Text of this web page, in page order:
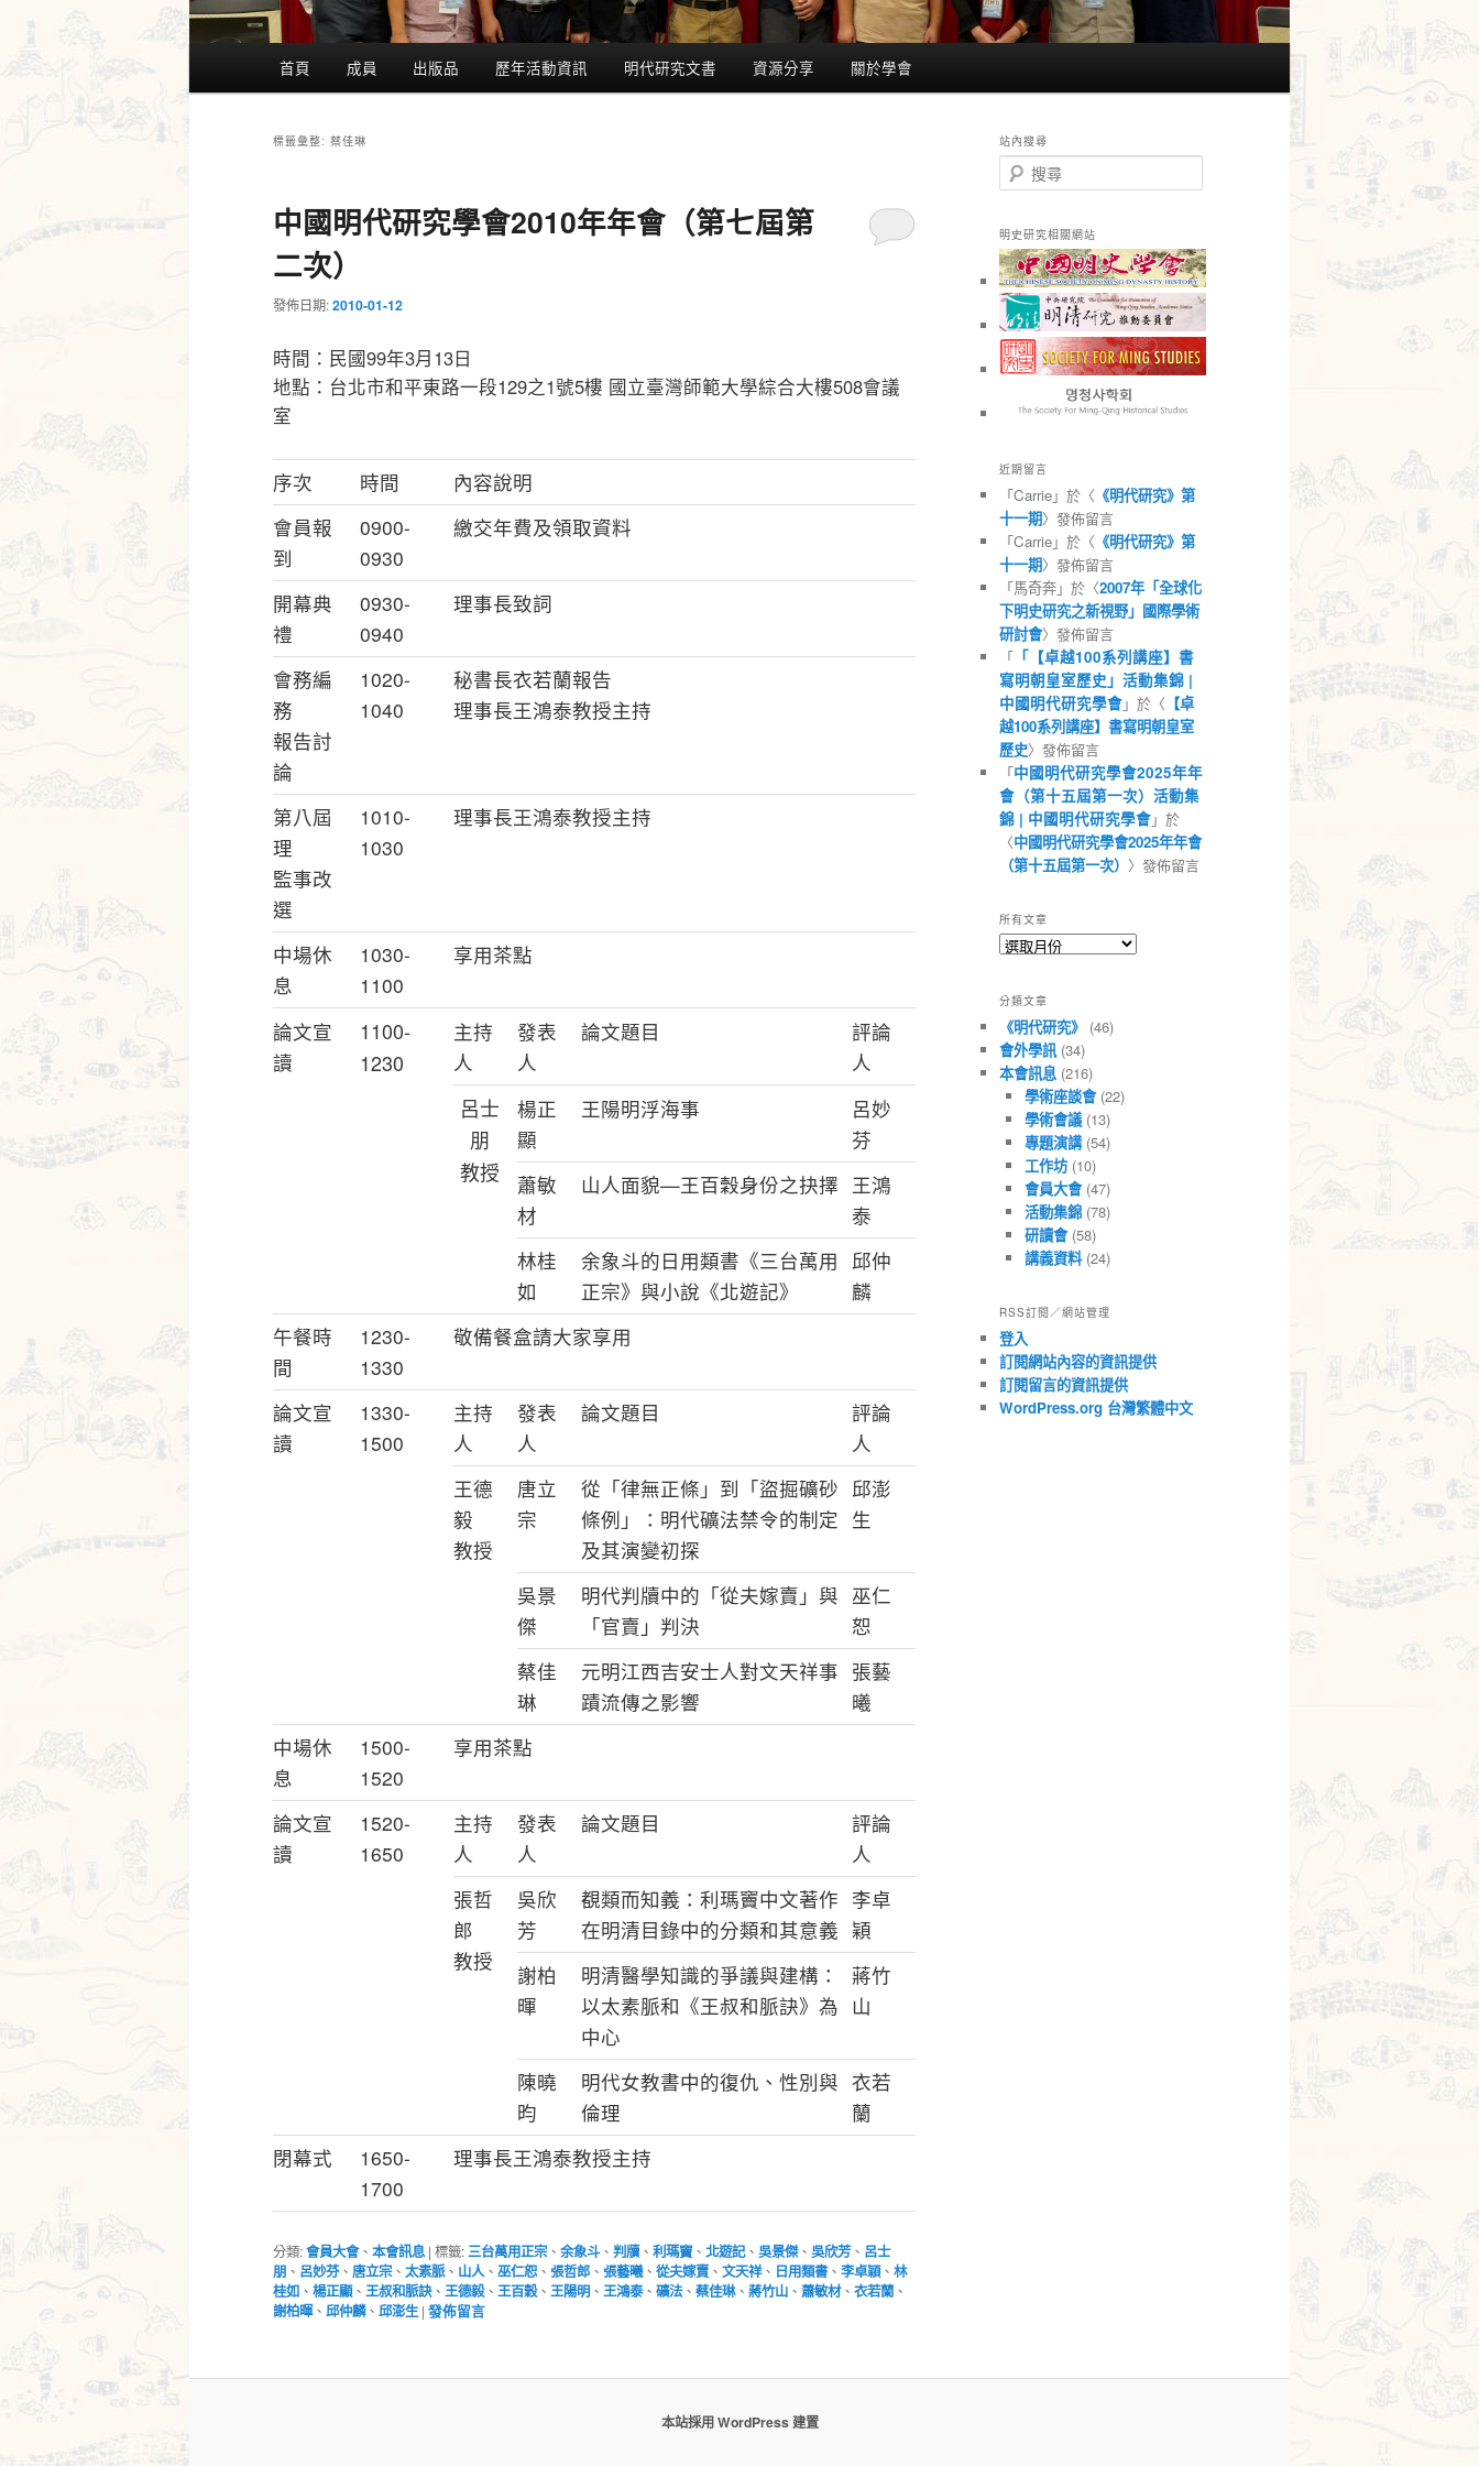
首頁 成員 出版品 歷年活動資訊 明代研究文書 資源分享 關於學會
標籤彙整: 蔡佳琳
中國明代研究學會2010年年會（第七屆第
二次）
發佈日期:2010-01-12
時間：民國99年3月13日
地點：台北市和平東路一段129之1號5樓 國立臺灣師範大學綜合大樓508會議
室
序次 時間
內容說明
會員報
到
0900-
0930
繳交年費及領取資料
開幕典
禮
0930-
0940
理事長致詞
會務編
務
報告討
論
1020-
1040
秘書長衣若蘭報告
理事長王鴻泰教授主持
第八屆
理
監事改
選
1010-
1030
理事長王鴻泰教授主持
中場休
息
1030-
1100
享用茶點
論文宣
讀
1100-
1230
主持
人
發表
人
論文題目
評論
人
呂士
朋
教授
楊正
顯
王陽明浮海事
呂妙
芬
蕭敏
材
山人面貌—王百穀身份之抉擇 王鴻
泰
林桂
如
余象斗的日用類書《三台萬用
正宗》與小說《北遊記》
邱仲
麟
午餐時
間
1230-
1330
敬備餐盒請大家享用
論文宣
讀
1330-
1500
主持
人
發表
人
論文題目
評論
人
王德
毅
教授
唐立
宗
從「律無正條」到「盜掘礦砂
條例」：明代礦法禁令的制定
及其演變初探
邱澎
生
吳景
傑
明代判牘中的「從夫嫁賣」與
「官賣」判決
巫仁
恕
蔡佳
琳
元明江西吉安士人對文天祥事
蹟流傳之影響
張藝
曦
中場休
息
1500-
1520
享用茶點
論文宣
讀
1520-
1650
主持
人
發表
人
論文題目
評論
人
張哲
郎
教授
吳欣
芳
覩類而知義：利瑪竇中文著作
在明清目錄中的分類和其意義
李卓
穎
謝柏
暉
明清醫學知識的爭議與建構：
以太素脈和《王叔和脈訣》為
中心
蔣竹
山
陳曉
昀
明代女教書中的復仇、性別與
倫理
衣若
蘭
閉幕式
1650-
1700
理事長王鴻泰教授主持
分類:會員大會、 本會訊息 | 標籤:三台萬用正宗、 余象斗、 判牘、 利瑪竇、 北遊記、 吳景傑、 吳欣芳、 呂士
朋 、 呂妙芬、 唐立宗、 太素脈、 山人 、 巫仁恕 、 張哲郎 、 張藝曦、 從夫嫁賣 、 文天祥、 日用類書、 李卓穎、 林
桂如 、 楊正顯、 王叔和脈訣、 王德毅、 王百穀、 王陽明 、 王鴻泰、 礦法、 蔡佳琳、 蔣竹山 、 蕭敏材、 衣若蘭、
謝柏暉、 邱仲麟、 邱澎生 | 發佈留言
站內搜尋
搜
尋
明史研究相關網站
近期留言
「Carrie」於〈 《明代研究》第
十一期〉發佈留言
「Carrie」於〈 《明代研究》第
十一期〉發佈留言
「馬奇奔」於〈2007年「全球化
下明史研究之新視野」國際學術
研討會〉發佈留言
「 「【卓越100系列講座】書
寫明朝皇室歷史」活動集錦 |
中國明代研究學會」於〈 【卓
越100系列講座】書寫明朝皇室
歷史〉發佈留言
「中國明代研究學會2025年年
會（第十五屆第一次）活動集
錦 | 中國明代研究學會」於
〈中國明代研究學會2025年年會
（第十五屆第一次） 〉發佈留言
所有文章
所
章
分類文章
《明代研究》 (46)
會外學訊 (34)
本會訊息 (216)
學術座談會(22)
學術會議(13)
專題演講(54)
工作坊(10)
會員大會(47)
活動集錦(78)
研讀會(58)
講義資料(24)
RSS訂閱／網站管理
登入
訂閱網站內容的資訊提供
訂閱留言的資訊提供
WordPress.org 台灣繁體中文
本站採用 WordPress 建置